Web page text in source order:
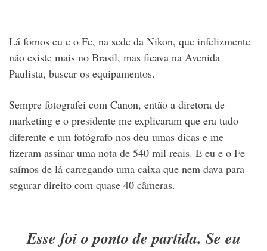
Lá fomos eu e o Fe, na sede da Nikon, que infelizmente
não existe mais no Brasil, mas ficava na Avenida
Paulista, buscar os equipamentos.
Sempre fotografei com Canon, então a diretora de
marketing e o presidente me explicaram que era tudo
diferente e um fotógrafo nos deu umas dicas e me
fizeram assinar uma nota de 540 mil reais. E eu e o Fe
saímos de lá carregando uma caixa que nem dava para
segurar direito com quase 40 câmeras.
Esse foi o ponto de partida. Se eu